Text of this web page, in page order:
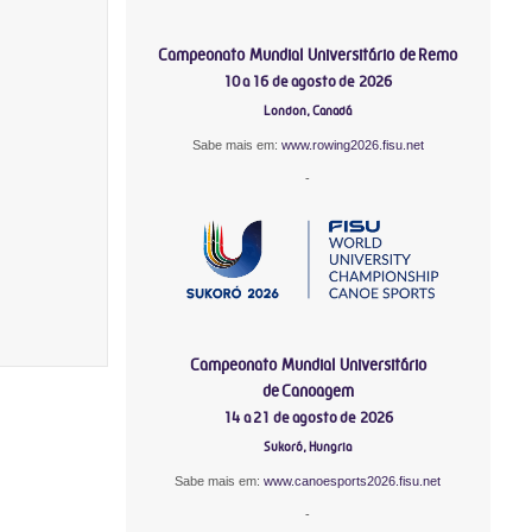
Campeonato Mundial Universitário de Remo
10 a 16 de agosto de 2026
London, Canadá
Sabe mais em: www.rowing2026.fisu.net
-
Campeonato Mundial Universitário
de Canoagem
14 a 21 de agosto de 2026
Sukoró, Hungria
Sabe mais em:www.canoesports2026.fisu.net
-